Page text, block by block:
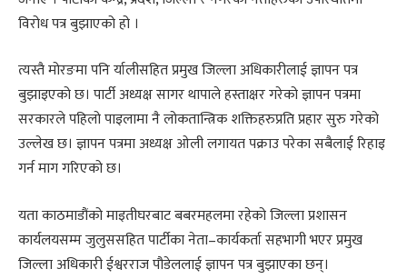
विरोध पत्र बुझाएको हो ।
त्यस्तै मोरङमा पनि र्यालीसहित प्रमुख जिल्ला अधिकारीलाई ज्ञापन पत्र
बुझाइएको छ। पार्टी अध्यक्ष सागर थापाले हस्ताक्षर गरेको ज्ञापन पत्रमा
सरकारले पहिलो पाइलामा नै लोकतान्त्रिक शक्तिहरुप्रति प्रहार सुरु गरेको
उल्लेख छ। ज्ञापन पत्रमा अध्यक्ष ओली लगायत पक्राउ परेका सबैलाई रिहाइ
गर्न माग गरिएको छ।
यता काठमाडौंको माइतीघरबाट बबरमहलमा रहेको जिल्ला प्रशासन
कार्यलयसम्म जुलुससहित पार्टीका नेता–कार्यकर्ता सहभागी भएर प्रमुख
जिल्ला अधिकारी ईश्वरराज पौडेललाई ज्ञापन पत्र बुझाएका छन्।